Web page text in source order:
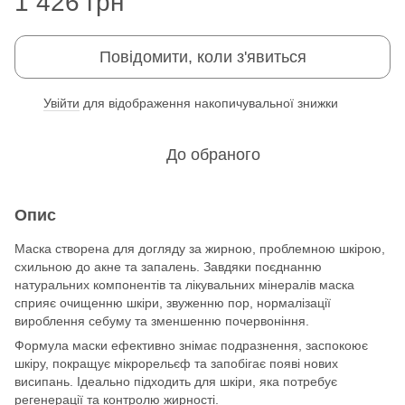
Повідомити, коли з'явиться
Увійти для відображення накопичувальної знижки
До обраного
Опис
Маска створена для догляду за жирною, проблемною шкірою,
схильною до акне та запалень. Завдяки поєднанню
натуральних компонентів та лікувальних мінералів маска
сприяє очищенню шкіри, звуженню пор, нормалізації
вироблення себуму та зменшенню почервоніння.
Формула маски ефективно знімає подразнення, заспокоює
шкіру, покращує мікрорельєф та запобігає появі нових
висипань. Ідеально підходить для шкіри, яка потребує
регенерації та контролю жирності.